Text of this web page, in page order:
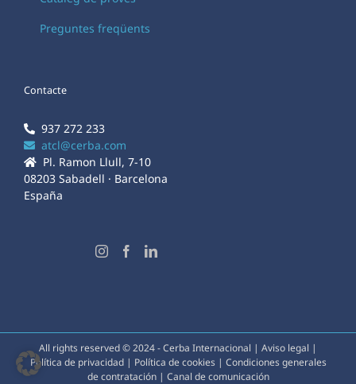
Preguntes freqüents
Contacte
937 272 233
atcl@cerba.com
Pl. Ramon Llull, 7-10
08203 Sabadell · Barcelona
España
All rights reserved © 2024 - Cerba Internacional | Aviso legal |
Política de privacidad | Política de cookies | Condiciones generales
de contratación| Canal de comunicación